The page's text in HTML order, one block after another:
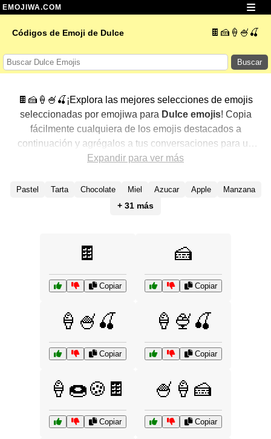
EMOJIWA.COM
Códigos de Emoji de Dulce 🍫🍰🍦🍧🍒
Buscar
🍫🍰🍦🍧🍒¡Explora las mejores selecciones de emojis
seleccionadas por emojiwa para Dulce emojis! Copia
fácilmente cualquiera de los emojis destacados a
continuación y agrégalos a tus conversaciones para un
toque personalizado. Hemos seleccionado una variedad
populares. ¿Buscas más? Explora otras categorías para
descubrir aún más formas de expresar
Expandir para ver más
Pastel Tarta Chocolate Miel Azucar Apple Manzana
+ 31 más
🍫
Copiar
🍰
Copiar
🍦🍧🍒
Copiar
🍦🍨🍒
Copiar
🍦🍩🍪🍫
Copiar
🍧🍦🍰
Copiar